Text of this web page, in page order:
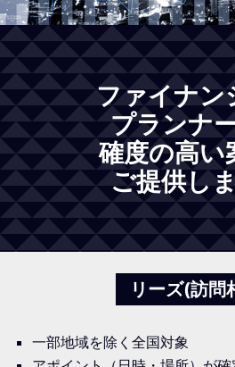
ファイナン
プランナ
確度の高い
ご提供し
リーズ(訪問
一部地域を除く全国対象